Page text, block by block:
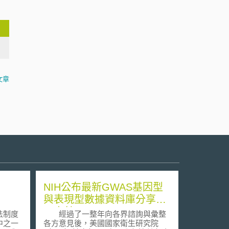
章
度
之一
NIH公布最新GWAS基因型
與表現型數據資料庫分享近
用方針
經過了一整年向各界諮詢與彙整
各方意見後，美國國家衛生研究院